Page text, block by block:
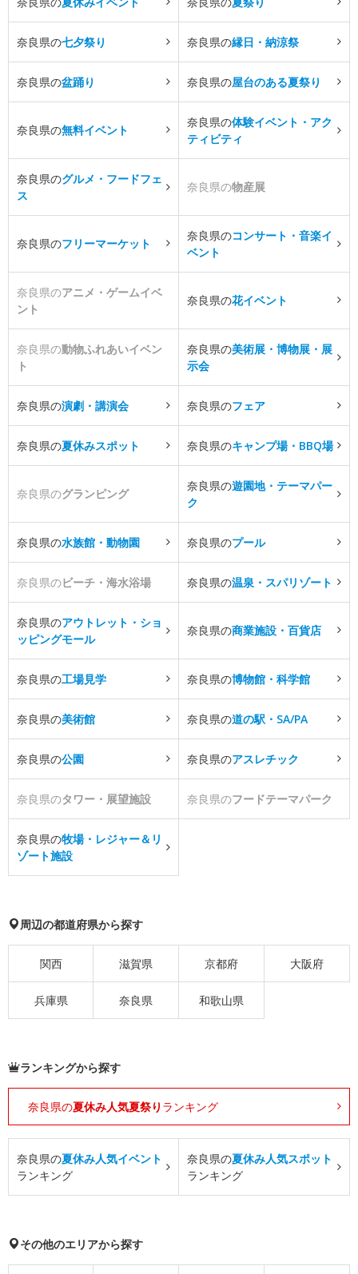
奈良県の七夕祭り 奈良県の縁日・納涼祭
奈良県の盆踊り 奈良県の屋台のある夏祭り
奈良県の無料イベント
奈良県の体験イベント・アク
ティビティ
奈良県のグルメ・フードフェ
ス
奈良県の物産展
奈良県のフリーマーケット
奈良県のコンサート・音楽イ
ベント
奈良県のアニメ・ゲームイベ
ント
奈良県の花イベント
奈良県の動物ふれあいイベン
ト
奈良県の美術展・博物展・展
示会
奈良県の演劇・講演会 奈良県のフェア
奈良県の夏休みスポット 奈良県のキャンプ場・BBQ場
奈良県のグランピング
奈良県の遊園地・テーマパー
ク
奈良県の水族館・動物園 奈良県のプール
奈良県のビーチ・海水浴場 奈良県の温泉・スパリゾート
奈良県のアウトレット・ショ
ッピングモール
奈良県の商業施設・百貨店
奈良県の工場見学 奈良県の博物館・科学館
奈良県の美術館 奈良県の道の駅・SA/PA
奈良県の公園 奈良県のアスレチック
奈良県のタワー・展望施設 奈良県のフードテーマパーク
奈良県の牧場・レジャー＆リ
ゾート施設
周辺の都道府県から探す
関西 滋賀県 京都府 大阪府
兵庫県 奈良県 和歌山県
ランキングから探す
奈良県の夏休み人気夏祭り ランキング
奈良県の夏休み人気イベント
ランキング
奈良県の夏休み人気スポット
ランキング
その他のエリアから探す